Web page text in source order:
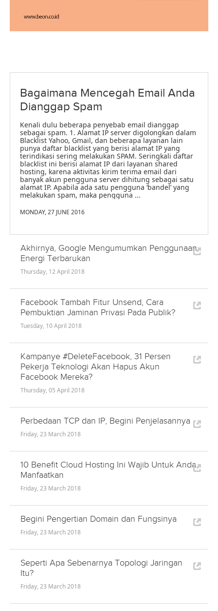
Bagaimana Mencegah Email Anda
Dianggap Spam
Kenali dulu beberapa penyebab email dianggap
sebagai spam. 1. Alamat IP server digolongkan dalam
Blacklist Yahoo, Gmail, dan beberapa layanan lain
punya daftar blacklist yang berisi alamat IP yang
terindikasi sering melakukan SPAM. Seringkali daftar
blacklist ini berisi alamat IP dari layanan shared
hosting, karena aktivitas kirim terima email dari
banyak akun pengguna server dihitung sebagai satu
alamat IP. Apabila ada satu pengguna ‘bandel’ yang
melakukan spam, maka pengguna ...
MONDAY, 27 JUNE 2016
Akhirnya, Google Mengumumkan Penggunaan
Energi Terbarukan
Thursday, 12 April 2018
Facebook Tambah Fitur Unsend, Cara
Pembuktian Jaminan Privasi Pada Publik?
Tuesday, 10 April 2018
Kampanye #DeleteFacebook, 31 Persen
Pekerja Teknologi Akan Hapus Akun
Facebook Mereka?
Thursday, 05 April 2018
Perbedaan TCP dan IP, Begini Penjelasannya
Friday, 23 March 2018
10 Benefit Cloud Hosting Ini Wajib Untuk Anda
Manfaatkan
Friday, 23 March 2018
Begini Pengertian Domain dan Fungsinya
Friday, 23 March 2018
Seperti Apa Sebenarnya Topologi Jaringan
Itu?
Friday, 23 March 2018